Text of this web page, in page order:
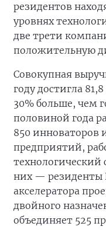
резидентов
уровнях
две трети
положительную
Совокупная
году достигла
30% больше, чем
половиной года
850 инноваторов
предприятий,
технологический
них — резиденты
акселератора
двойного
объединяет 525